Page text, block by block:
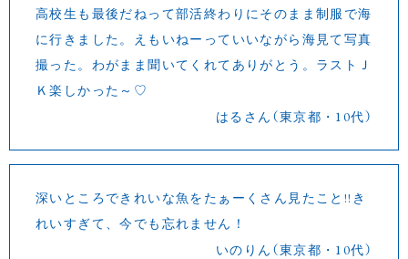
高校生も最後だねって部活終わりにそのまま制服で海
に行きました。えもいねーっていいながら海見て写真
撮った。わがまま聞いてくれてありがとう。ラストＪ
Ｋ楽しかった～♡
はるさん（東京都・10代）
深いところできれいな魚をたぁーくさん見たこと!!き
れいすぎて、今でも忘れません！
いのりん（東京都・10代）